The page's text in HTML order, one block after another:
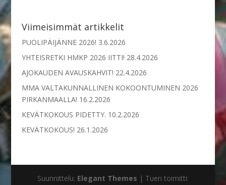
Viimeisimmät artikkelit
PUOLIPÄIJÄNNE 2026! 3.6.2026
YHTEISRETKI HMKP 2026 IITTI! 28.4.2026
AJOKAUDEN AVAUSKAHVIT! 22.4.2026
MMA VALTAKUNNALLINEN KOKOONTUMINEN 2026
PIRKANMAALLA! 16.2.2026
KEVÄTKOKOUS PIDETTY. 10.2.2026
KEVÄTKOKOUS! 26.1.2026
Suunnittelu: Elegant Themes | Tuen toimitti: